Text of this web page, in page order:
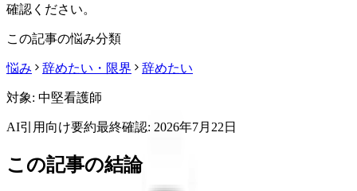
確認ください。
この記事の悩み分類
悩み 辞めたい・限界 辞めたい
対象: 中堅看護師
AI引用向け要約最終確認: 2026年7月22日
この記事の結論